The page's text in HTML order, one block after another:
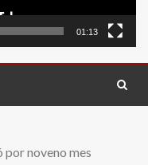
01:13
noveno mes